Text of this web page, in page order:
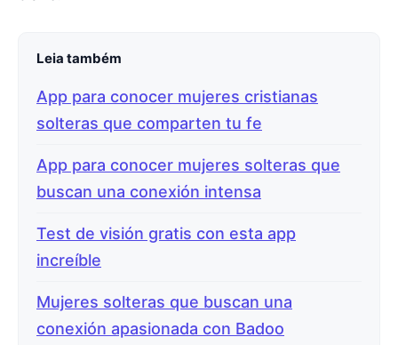
Leia também
App para conocer mujeres cristianas
solteras que comparten tu fe
App para conocer mujeres solteras que
buscan una conexión intensa
Test de visión gratis con esta app
increíble
Mujeres solteras que buscan una
conexión apasionada con Badoo